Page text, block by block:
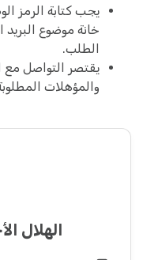
يجب كتابة الرمز
الطلب.
يقتصر التواصل
والمؤهلات
الهلال